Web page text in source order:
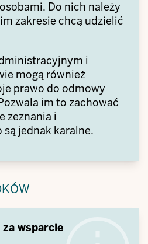
Do nich należy
zakresie chcą udzielić
i
mogą również
prawo do odmowy
im to zachować
zeznania i
jednak karalne.
wsparcie